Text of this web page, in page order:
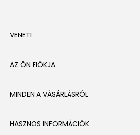
VENETI
AZ ÖN FIÓKJA
MINDEN A VÁSÁRLÁSRÓL
HASZNOS INFORMÁCIÓK